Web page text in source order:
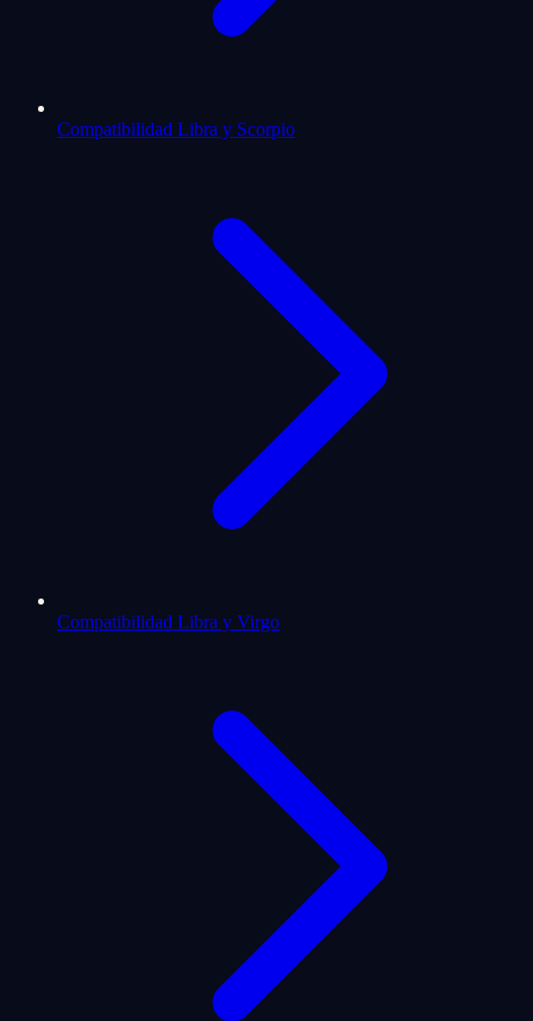
Compatibilidad Libra y Scorpio
Compatibilidad Libra y Virgo